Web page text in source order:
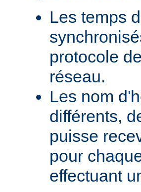
Les temps
protocole
réseau.
Les nom
différents,
puisse
pour
effectuant